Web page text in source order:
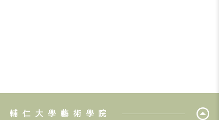
輔仁大學藝術學院